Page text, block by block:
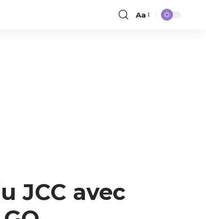
Aa
JCC avec